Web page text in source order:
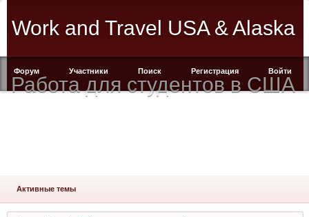
Work and Travel USA & Alaska
Работа для студентов в США
Форум Участники Поиск Регистрация Войти
Активные темы